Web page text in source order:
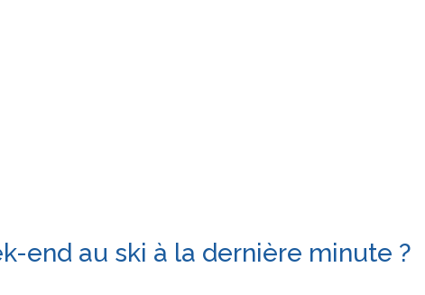
end au ski à la dernière minute ?